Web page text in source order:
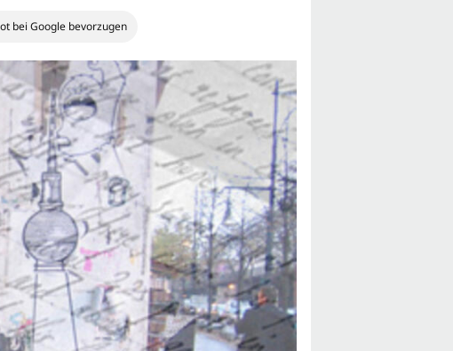
bei Google bevorzugen